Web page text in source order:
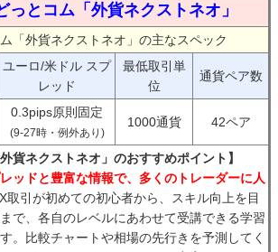
っとコム「外貨ネクストネオ」
「外貨ネクストネオ」の主なスペック
ユーロ/米ドル スプ
レッド
最低取引単
位
通貨ペア数
0.3pips原則固定
(9-27時・例外あり)
1000通貨 42ペア
貨ネクストネオ」のおすすめポイント】
ッドと豊富な情報で、多くのトレーダーに人
取引が初めての初心者から、スキル向上を目
で、各自のレベルにあわせて受講できる学習
。比較チャートや相場の先行きを予測してく